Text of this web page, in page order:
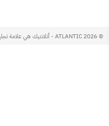
© 2026 ATLANTIC - أتلانتيك هي علامة تجارية فرنسية